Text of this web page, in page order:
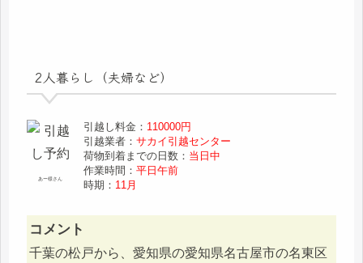
2人暮らし（夫婦など）
あー様さん
引越し料金： 110000円
引越業者：サカイ引越センター
荷物到着までの日数： 当日中
作業時間：平日午前
時期： 11月
コメント
千葉の松戸から、愛知県の愛知県名古屋市の名東区